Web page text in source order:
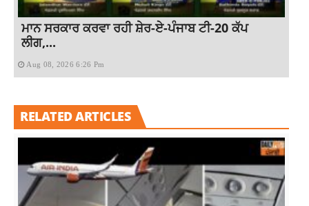
ਮਾਨ ਸਰਕਾਰ ਕਰਵਾ ਰਹੀ ਸ਼ੇਰ-ਏ-ਪੰਜਾਬ ਟੀ-20 ਕੱਪ
ਲੀਗ,...
Aug 08, 2026 6:26 Pm
RELATED ARTICLES